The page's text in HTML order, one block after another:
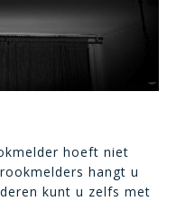
hoeft niet
hangt u
kunt u zelfs met